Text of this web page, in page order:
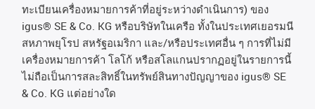
ทะเบียนเครื่องหมายการค้าที่อยู่ระหว่างดำเนินการ) ของ
igus® SE & Co. KG หรือบริษัทในเครือ ทั้งในประเทศเยอรมนี
สหภาพยุโรป สหรัฐอเมริกา และ/หรือประเทศอื่น ๆ การที่ไม่มี
เครื่องหมายการค้า โลโก้ หรือสโลแกนปรากฏอยู่ในรายการนี้
ไม่ถือเป็นการสละสิทธิ์ในทรัพย์สินทางปัญญาของ igus® SE
& Co. KG แต่อย่างใด